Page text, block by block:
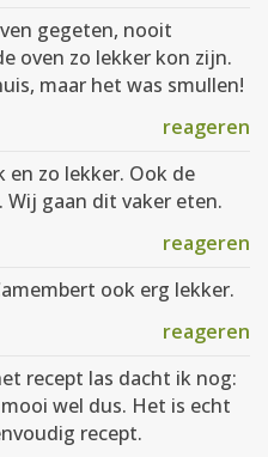
gegeten, nooit
oven zo lekker kon zijn.
maar het was smullen!
reageren
en zo lekker. Ook de
gaan dit vaker eten.
reageren
ook erg lekker.
reageren
recept las dacht ik nog:
wel dus. Het is echt
recept.